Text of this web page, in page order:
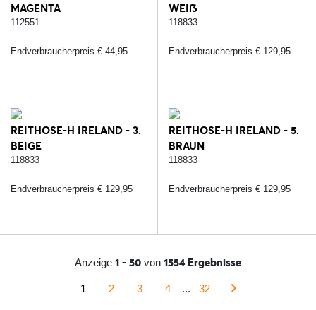
MAGENTA
112551
Endverbraucherpreis € 44,95
WEIß
118833
Endverbraucherpreis € 129,95
REITHOSE-H IRELAND - 3.
BEIGE
118833
Endverbraucherpreis € 129,95
REITHOSE-H IRELAND - 5.
BRAUN
118833
Endverbraucherpreis € 129,95
Anzeige 1 - 50 von 1554 Ergebnisse
1 2 3 4 ... 32